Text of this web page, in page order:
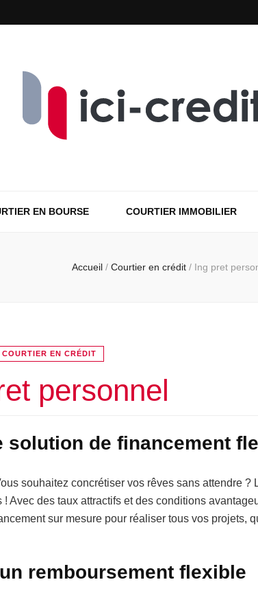
EN BOURSE COURTIER IMMOBILIER
Accueil / Courtier en crédit / Ing pret
COURTIER EN CRÉDIT
personnel
solution de financement
souhaitez concrétiser vos rêves sans attendre ?
Avec des taux attractifs et des conditions
sur mesure pour réaliser tous vos projets,
remboursement flexible